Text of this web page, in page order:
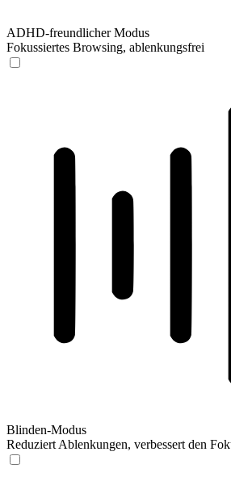
ADHD-freundlicher Modus
Fokussiertes Browsing, ablenkungsfrei
Blinden-Modus
Reduziert Ablenkungen, verbessert den